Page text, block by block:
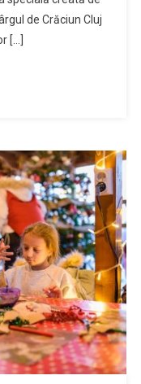
de
de Crăciun Cluj
[…]